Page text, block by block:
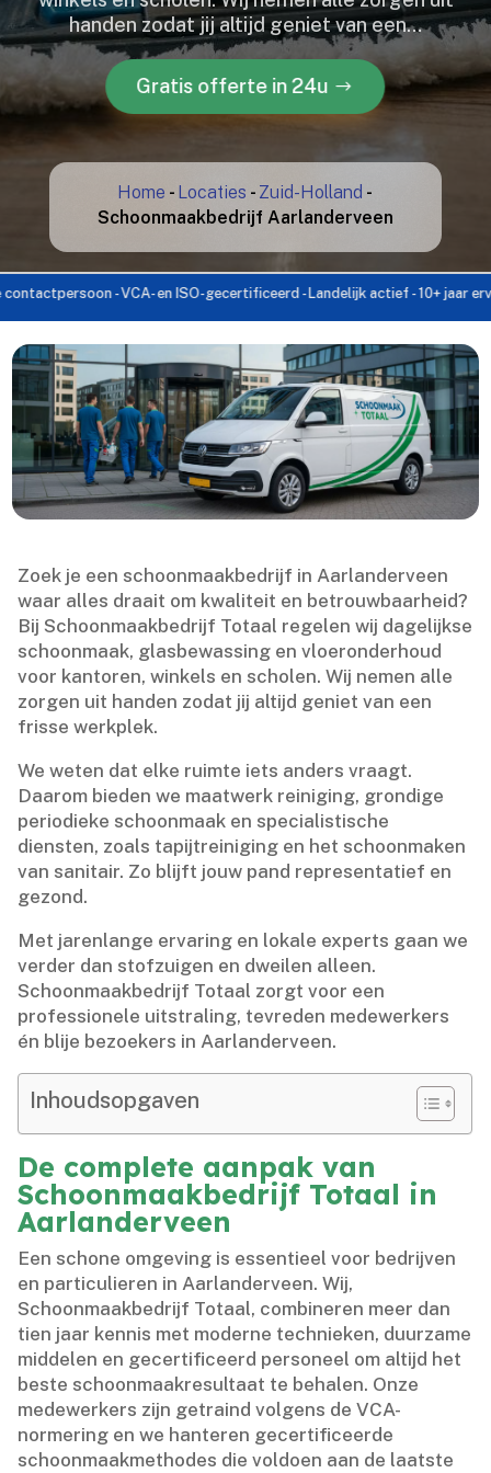
handen zodat jij altijd geniet van een…
Gratis offerte in 24u
Home - Locaties - Zuid-Holland -
Schoonmaakbedrijf Aarlanderveen
- VCA- en ISO-gecertificeerd - Landelijk actief - 10+ jaar ervaring -
Zoek je een schoonmaakbedrijf in Aarlanderveen
waar alles draait om kwaliteit en betrouwbaarheid?
Bij Schoonmaakbedrijf Totaal regelen wij dagelijkse
schoonmaak, glasbewassing en vloeronderhoud
voor kantoren, winkels en scholen.​ Wij nemen alle
zorgen uit handen zodat jij altijd geniet van een
frisse werkplek.​
We weten dat elke ruimte iets anders vraagt.​
Daarom bieden we maatwerk reiniging, grondige
periodieke schoonmaak en specialistische
diensten, zoals tapijtreiniging en het schoonmaken
van sanitair.​ Zo blijft jouw pand representatief en
gezond.​
Met jarenlange ervaring en lokale experts gaan we
verder dan stofzuigen en dweilen alleen.​
Schoonmaakbedrijf Totaal zorgt voor een
professionele uitstraling, tevreden medewerkers
én blije bezoekers in Aarlanderveen.​
Inhoudsopgaven
De complete aanpak van
Schoonmaakbedrijf Totaal in
Aarlanderveen
Een schone omgeving is essentieel voor bedrijven
en particulieren in Aarlanderveen.​ Wij,
Schoonmaakbedrijf Totaal, combineren meer dan
tien jaar kennis met moderne technieken, duurzame
middelen en gecertificeerd personeel om altijd het
beste schoonmaakresultaat te behalen.​ Onze
medewerkers zijn getraind volgens de VCA-
normering en we hanteren gecertificeerde
schoonmaakmethodes die voldoen aan de laatste